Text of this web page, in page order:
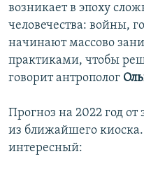
возникает в эпоху
человечества: войны,
начинают массово
практиками, чтобы
говорит антрополог
Прогноз на 2022 год
из ближайшего
интересный: